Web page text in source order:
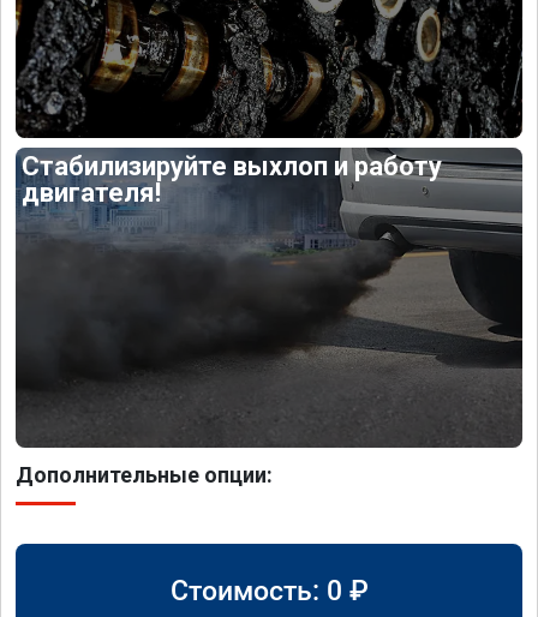
Стабилизируйте выхлоп и работу
двигателя!
Дополнительные опции:
Стоимость: 0 ₽